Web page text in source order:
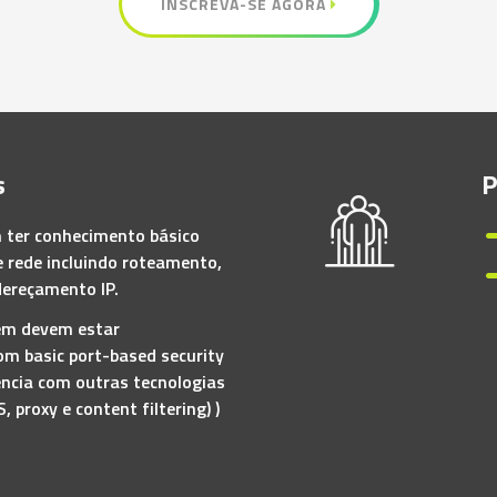
ter conhecimento básico
rede incluindo roteamento,
IP.
devem estar
basic port-based security
com outras tecnologias
proxy e content filtering) )